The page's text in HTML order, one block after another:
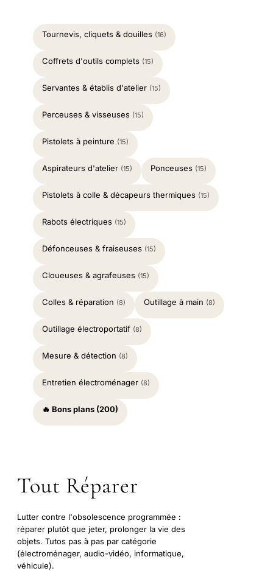
Tournevis, cliquets & douilles (16)
Coffrets d'outils complets (15)
Servantes & établis d'atelier (15)
Perceuses & visseuses (15)
Pistolets à peinture (15)
Aspirateurs d'atelier (15) Ponceuses (15)
Pistolets à colle & décapeurs thermiques (15)
Rabots électriques (15)
Défonceuses & fraiseuses (15)
Cloueuses & agrafeuses (15)
Colles & réparation (8) Outillage à main (8)
Outillage électroportatif (8)
Mesure & détection (8)
Entretien électroménager (8)
🔥 Bons plans (200)
Tout Réparer
Lutter contre l'obsolescence programmée :
réparer plutôt que jeter, prolonger la vie des
objets. Tutos pas à pas par catégorie
(électroménager, audio-vidéo, informatique,
véhicule).